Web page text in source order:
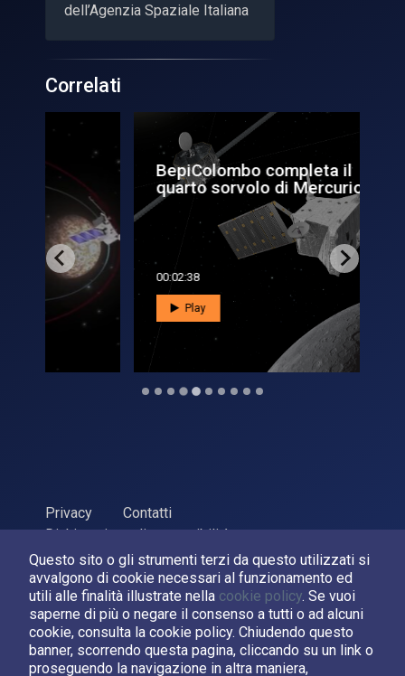
Questo sito o gli strumenti terzi da questo utilizzati si
avvalgono di cookie necessari al funzionamento ed
utili alle finalità illustrate nella cookie policy. Se vuoi
saperne di più o negare il consenso a tutti o ad alcuni
cookie, consulta la cookie policy. Chiudendo questo
banner, scorrendo questa pagina, cliccando su un link o
proseguendo la navigazione in altra maniera,
dell’Agenzia Spaziale Italiana
Correlati
BepiColombo completa il
quarto sorvolo di Mercurio
00:02:38
Privacy
Contatti
Dichiarazione di accessibilità
ASI Agenzia Spaziale Italiana, 2026. P.Iva 03638121008
Sviluppato daLPM
Seguici su: